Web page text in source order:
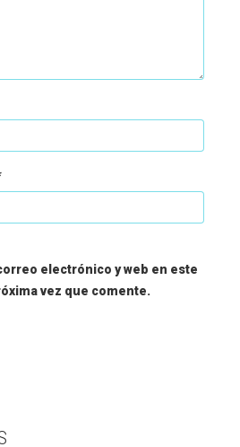
electrónico y web en este
vez que comente.